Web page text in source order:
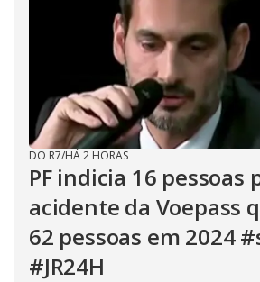
DO R7/HÁ 2 HORAS
PF indicia 16 pessoas
acidente da Voepass
62 pessoas em 2024
#JR24H